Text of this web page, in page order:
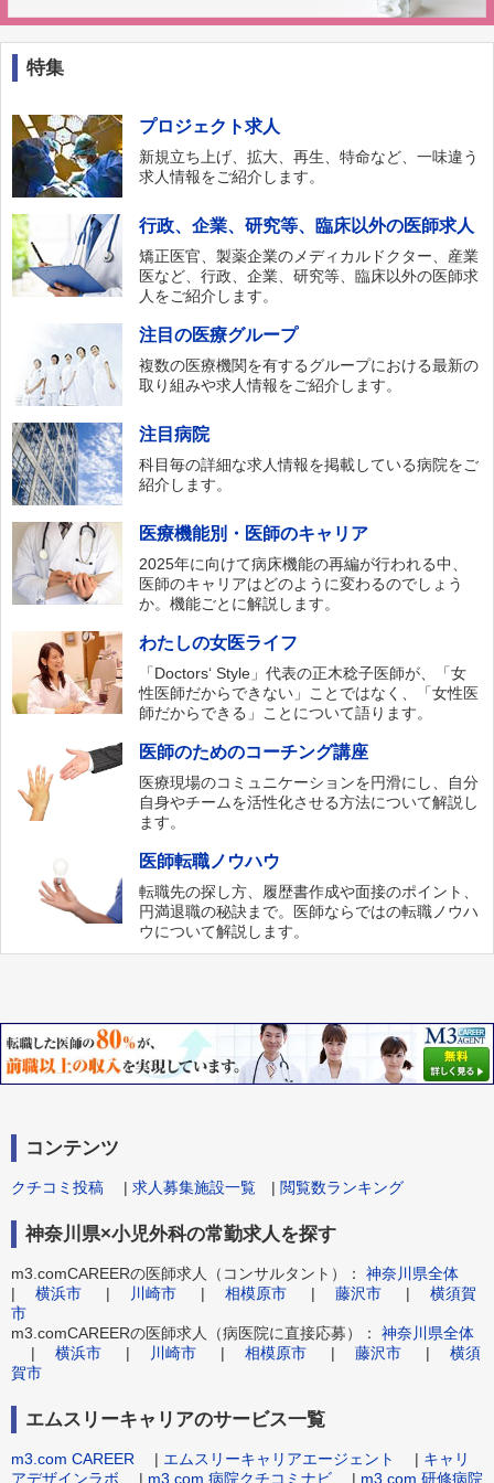
特集
プロジェクト求人
新規立ち上げ、拡大、再生、特命など、一味違う
求人情報をご紹介します。
行政、企業、研究等、臨床以外の医師求人
矯正医官、製薬企業のメディカルドクター、産業
医など、行政、企業、研究等、臨床以外の医師求
人をご紹介します。
注目の医療グループ
複数の医療機関を有するグループにおける最新の
取り組みや求人情報をご紹介します。
注目病院
科目毎の詳細な求人情報を掲載している病院をご
紹介します。
医療機能別・医師のキャリア
2025年に向けて病床機能の再編が行われる中、
医師のキャリアはどのように変わるのでしょう
か。機能ごとに解説します。
わたしの女医ライフ
「Doctors‘ Style」代表の正木稔子医師が、「女
性医師だからできない」ことではなく、「女性医
師だからできる」ことについて語ります。
医師のためのコーチング講座
医療現場のコミュニケーションを円滑にし、自分
自身やチームを活性化させる方法について解説し
ます。
医師転職ノウハウ
転職先の探し方、履歴書作成や面接のポイント、
円満退職の秘訣まで。医師ならではの転職ノウハ
ウについて解説します。
コンテンツ
クチコミ投稿 | 求人募集施設一覧 | 閲覧数ランキング
神奈川県×小児外科の常勤求人を探す
m3.comCAREERの医師求人（コンサルタント）： 神奈川県全体
| 横浜市 | 川崎市 | 相模原市 | 藤沢市 | 横須賀
市
m3.comCAREERの医師求人（病医院に直接応募）： 神奈川県全体
| 横浜市 | 川崎市 | 相模原市 | 藤沢市 | 横須
賀市
エムスリーキャリアのサービス一覧
m3.com CAREER | エムスリーキャリアエージェント | キャリ
アデザインラボ | m3.com 病院クチコミナビ | m3.com 研修病院